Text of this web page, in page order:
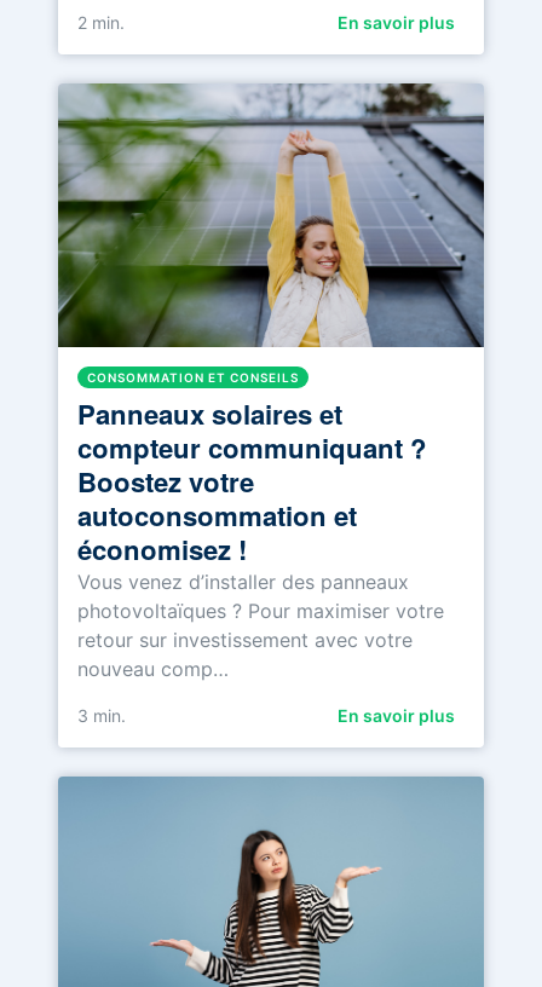
2 min. En savoir plus
CONSOMMATION ET CONSEILS
Panneaux solaires et
compteur communiquant ?
Boostez votre
autoconsommation et
économisez !
Vous venez d’installer des panneaux
photovoltaïques ? Pour maximiser votre
retour sur investissement avec votre
nouveau comp…
3 min. En savoir plus